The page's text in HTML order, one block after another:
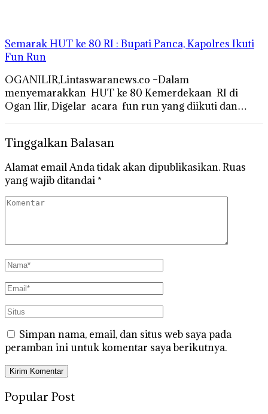
Semarak HUT ke 80 RI : Bupati Panca, Kapolres Ikuti
Fun Run
OGANILIR,Lintaswaranews.co –Dalam
menyemarakkan HUT ke 80 Kemerdekaan RI di
Ogan Ilir, Digelar acara fun run yang diikuti dan…
Tinggalkan Balasan
Alamat email Anda tidak akan dipublikasikan.Ruas
yang wajib ditandai *
Simpan nama, email, dan situs web saya pada
peramban ini untuk komentar saya berikutnya.
Popular Post